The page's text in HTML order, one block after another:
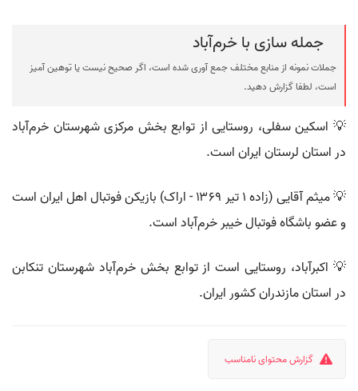
جمله سازی با خرم‌آباد
جملات نمونه از منابع مختلف جمع آوری شده است، اگر صحیح نیست یا توهین آمیز
است، لطفا گزارش دهید.
💡 اسکین سفلی، روستایی از توابع بخش مرکزی شهرستان خرم‌آباد
در استان لرستان ایران است.
💡 میثم آقایی (زاده ۱ تیر ۱۳۶۹ - اراک) بازیکن فوتبال اهل ایران است
و عضو باشگاه فوتبال خیبر خرم‌آباد است.
💡 اکبرآباد، روستایی است از توابع بخش خرم‌آباد شهرستان تنکابن
در استان مازندران کشور ایران.
گزارش محتوای نامناسب